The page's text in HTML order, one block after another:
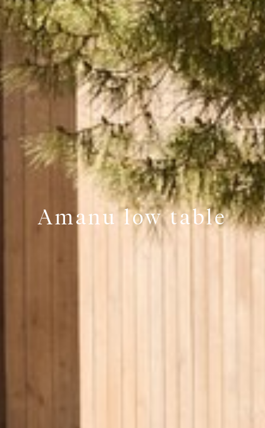
Amanu low table